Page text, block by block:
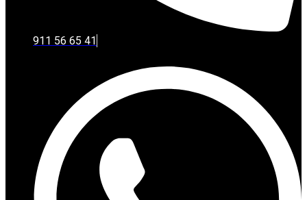
911 56 65 41